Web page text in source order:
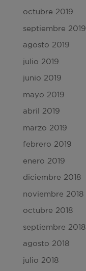
octubre 2019
septiembre 2019
agosto 2019
julio 2019
junio 2019
mayo 2019
abril 2019
marzo 2019
febrero 2019
enero 2019
diciembre 2018
noviembre 2018
octubre 2018
septiembre 2018
agosto 2018
julio 2018